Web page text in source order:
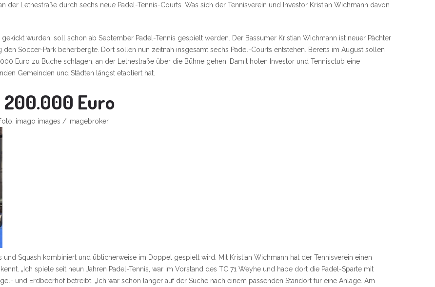
der Lethestraße durch sechs neue Padel-Tennis-Courts. Was sich der Tennisverein und Investor Kristian Wichmann davon
wurden, soll schon ab September Padel-Tennis gespielt werden. Der Bassumer Kristian Wichmann ist neuer Pächter
Soccer-Park beherbergte. Dort sollen nun zeitnah insgesamt sechs Padel-Courts entstehen. Bereits im August sollen
Euro zu Buche schlagen, an der Lethestraße über die Bühne gehen. Damit holen Investor und Tennisclub eine
Gemeinden und Städten längst etabliert hat.
Euro
imago images / imagebroker
und Squash kombiniert und üblicherweise im Doppel gespielt wird. Mit Kristian Wichmann hat der Tennisverein einen
„Ich spiele seit neun Jahren Padel-Tennis, war im Vorstand des TC 71 Weyhe und habe dort die Padel-Sparte mit
und Erdbeerhof betreibt. „Ich war schon länger auf der Suche nach einem passenden Standort für eine Anlage. Am